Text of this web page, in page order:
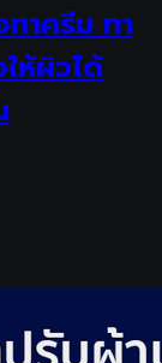
าครีม ทา
ห้ผิวได้